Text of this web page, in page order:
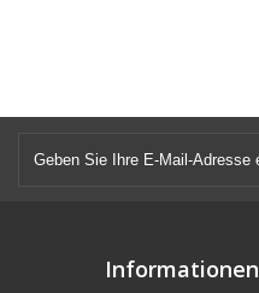
Informationen